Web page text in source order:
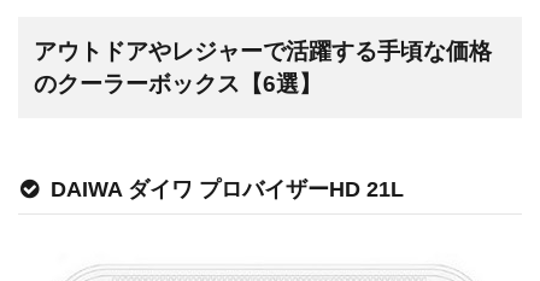
アウトドアやレジャーで活躍する手頃な価格
のクーラーボックス【6選】
DAIWA ダイワ プロバイザーHD 21L